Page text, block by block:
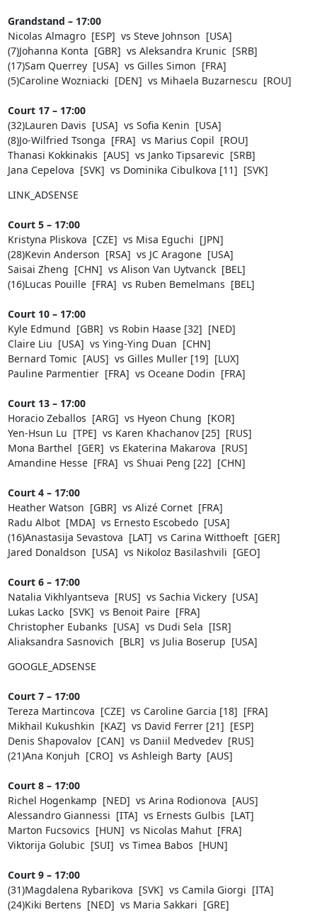
Grandstand – 17:00
Nicolas Almagro [ESP] vs Steve Johnson [USA]
(7)Johanna Konta [GBR] vs Aleksandra Krunic [SRB]
(17)Sam Querrey [USA] vs Gilles Simon [FRA]
(5)Caroline Wozniacki [DEN] vs Mihaela Buzarnescu [ROU]
Court 17 – 17:00
(32)Lauren Davis [USA] vs Sofia Kenin [USA]
(8)Jo-Wilfried Tsonga [FRA] vs Marius Copil [ROU]
Thanasi Kokkinakis [AUS] vs Janko Tipsarevic [SRB]
Jana Cepelova [SVK] vs Dominika Cibulkova [11] [SVK]
LINK_ADSENSE
Court 5 – 17:00
Kristyna Pliskova [CZE] vs Misa Eguchi [JPN]
(28)Kevin Anderson [RSA] vs JC Aragone [USA]
Saisai Zheng [CHN] vs Alison Van Uytvanck [BEL]
(16)Lucas Pouille [FRA] vs Ruben Bemelmans [BEL]
Court 10 – 17:00
Kyle Edmund [GBR] vs Robin Haase [32] [NED]
Claire Liu [USA] vs Ying-Ying Duan [CHN]
Bernard Tomic [AUS] vs Gilles Muller [19] [LUX]
Pauline Parmentier [FRA] vs Oceane Dodin [FRA]
Court 13 – 17:00
Horacio Zeballos [ARG] vs Hyeon Chung [KOR]
Yen-Hsun Lu [TPE] vs Karen Khachanov [25] [RUS]
Mona Barthel [GER] vs Ekaterina Makarova [RUS]
Amandine Hesse [FRA] vs Shuai Peng [22] [CHN]
Court 4 – 17:00
Heather Watson [GBR] vs Alizé Cornet [FRA]
Radu Albot [MDA] vs Ernesto Escobedo [USA]
(16)Anastasija Sevastova [LAT] vs Carina Witthoeft [GER]
Jared Donaldson [USA] vs Nikoloz Basilashvili [GEO]
Court 6 – 17:00
Natalia Vikhlyantseva [RUS] vs Sachia Vickery [USA]
Lukas Lacko [SVK] vs Benoit Paire [FRA]
Christopher Eubanks [USA] vs Dudi Sela [ISR]
Aliaksandra Sasnovich [BLR] vs Julia Boserup [USA]
GOOGLE_ADSENSE
Court 7 – 17:00
Tereza Martincova [CZE] vs Caroline Garcia [18] [FRA]
Mikhail Kukushkin [KAZ] vs David Ferrer [21] [ESP]
Denis Shapovalov [CAN] vs Daniil Medvedev [RUS]
(21)Ana Konjuh [CRO] vs Ashleigh Barty [AUS]
Court 8 – 17:00
Richel Hogenkamp [NED] vs Arina Rodionova [AUS]
Alessandro Giannessi [ITA] vs Ernests Gulbis [LAT]
Marton Fucsovics [HUN] vs Nicolas Mahut [FRA]
Viktorija Golubic [SUI] vs Timea Babos [HUN]
Court 9 – 17:00
(31)Magdalena Rybarikova [SVK] vs Camila Giorgi [ITA]
(24)Kiki Bertens [NED] vs Maria Sakkari [GRE]